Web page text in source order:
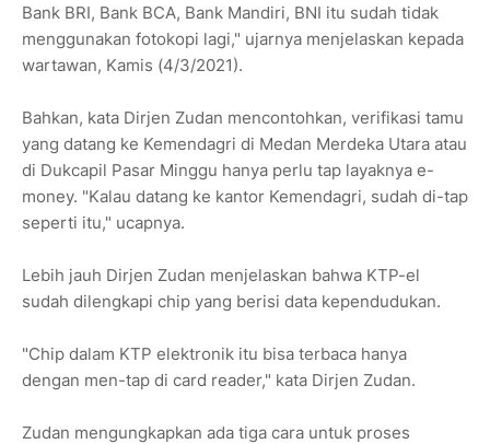
Bank BRI, Bank BCA, Bank Mandiri, BNI itu sudah tidak
menggunakan fotokopi lagi," ujarnya menjelaskan kepada
wartawan, Kamis (4/3/2021).
Bahkan, kata Dirjen Zudan mencontohkan, verifikasi tamu
yang datang ke Kemendagri di Medan Merdeka Utara atau
di Dukcapil Pasar Minggu hanya perlu tap layaknya e-
money. "Kalau datang ke kantor Kemendagri, sudah di-tap
seperti itu," ucapnya.
Lebih jauh Dirjen Zudan menjelaskan bahwa KTP-el
sudah dilengkapi chip yang berisi data kependudukan.
"Chip dalam KTP elektronik itu bisa terbaca hanya
dengan men-tap di card reader," kata Dirjen Zudan.
Zudan mengungkapkan ada tiga cara untuk proses